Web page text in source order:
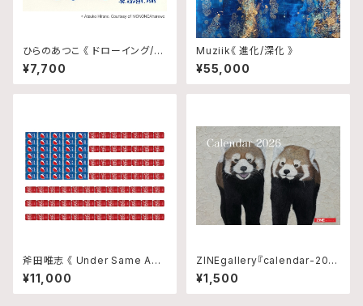
ひらのあつこ 《 ドローイング/N
o.208 》
¥7,700
Muziik《 進化/深化 》
¥55,000
斧田唯志 《 Under Same Am
erica 》
¥11,000
ZINEgallery『calendar-202
6』修正版
¥1,500